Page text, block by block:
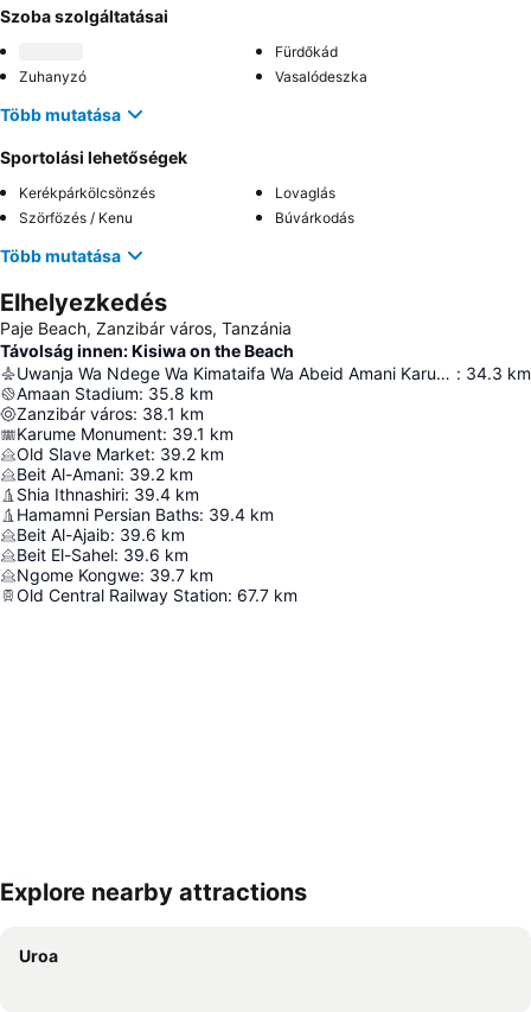
Szoba szolgáltatásai
Fürdőkád
Zuhanyzó
Vasalódeszka
Több mutatása
Sportolási lehetőségek
Kerékpárkölcsönzés
Lovaglás
Szörfözés / Kenu
Búvárkodás
Több mutatása
Elhelyezkedés
Paje Beach, Zanzibár város, Tanzánia
Távolság innen: Kisiwa on the Beach
Uwanja Wa Ndege Wa Kimataifa Wa Abeid Amani Karume : 34.3 km
Amaan Stadium: 35.8 km
Zanzibár város: 38.1 km
Karume Monument: 39.1 km
Old Slave Market: 39.2 km
Beit Al-Amani: 39.2 km
Shia Ithnashiri: 39.4 km
Hamamni Persian Baths: 39.4 km
Beit Al-Ajaib: 39.6 km
Beit El-Sahel: 39.6 km
Ngome Kongwe: 39.7 km
Old Central Railway Station: 67.7 km
Nagy méretű térkép
Explore nearby attractions
Uroa